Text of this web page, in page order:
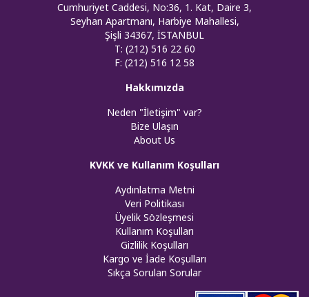
Cumhuriyet Caddesi, No:36, 1. Kat, Daire 3,
Seyhan Apartmanı, Harbiye Mahallesi,
Şişli 34367, İSTANBUL
T: (212) 516 22 60
F: (212) 516 12 58
Hakkımızda
Neden "İletişim" var?
Bize Ulaşın
About Us
KVKK ve Kullanım Koşulları
Aydınlatma Metni
Veri Politikası
Üyelik Sözleşmesi
Kullanım Koşulları
Gizlilik Koşulları
Kargo ve İade Koşulları
Sıkça Sorulan Sorular